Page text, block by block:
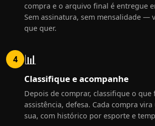
compra e o arquivo final é entregue
Sem assinatura, sem mensalidade —
que quer.
4 📊
Classifique e acompanhe
Depois de comprar, classifique o
assistência, defesa. Cada compra
sua, com histórico por esporte e